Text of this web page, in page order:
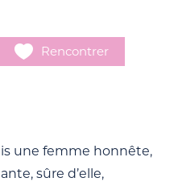
Rencontrer
une femme honnête,
sûre d’elle,